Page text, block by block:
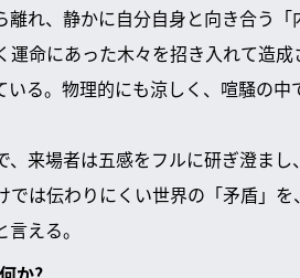
れ、静かに自分自身と向き合う
命にあった木々を招き入れて造
る。物理的にも涼しく、喧騒の中
来場者は五感をフルに研ぎ澄ま
は伝わりにくい世界の「矛盾」
える。